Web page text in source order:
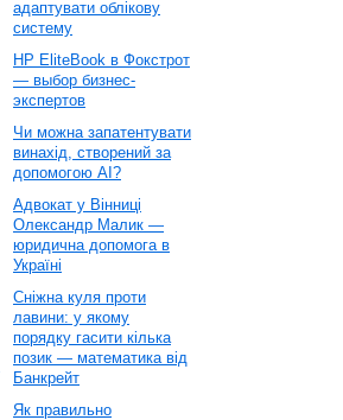
адаптувати облікову
систему
HP EliteBook в Фокстрот
— выбор бизнес-
экспертов
Чи можна запатентувати
винахід, створений за
допомогою AI?
Адвокат у Вінниці
Олександр Малик —
юридична допомога в
Україні
Сніжна куля проти
лавини: у якому
порядку гасити кілька
позик — математика від
Банкрейт
Як правильно